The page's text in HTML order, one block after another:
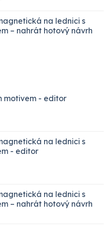
až
1099,00 Kč
na lednici s
– nahrát hotový návrh
motivem - editor
na lednici s
- editor
na lednici s
– nahrát hotový návrh